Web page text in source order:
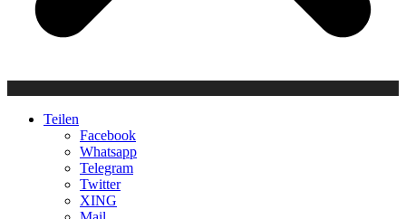
Teilen
Facebook
Whatsapp
Telegram
Twitter
XING